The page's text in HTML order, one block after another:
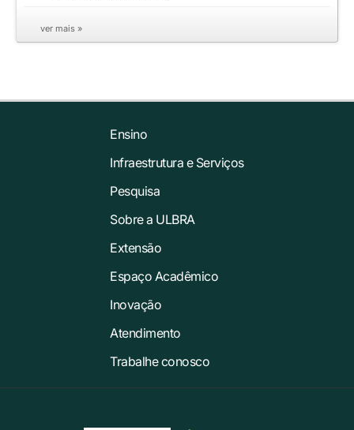
ver mais »
Ensino
Infraestrutura e Serviços
Pesquisa
Sobre a ULBRA
Extensão
Espaço Acadêmico
Inovação
Atendimento
Trabalhe conosco